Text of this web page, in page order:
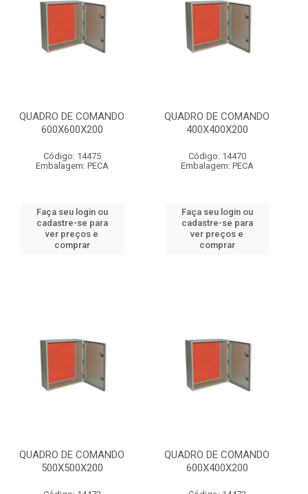
QUADRO DE COMANDO
600X600X200
Código: 14475
Embalagem: PECA
Faça seu login ou
cadastre-se para
ver preços e
comprar
QUADRO DE COMANDO
400X400X200
Código: 14470
Embalagem: PECA
Faça seu login ou
cadastre-se para
ver preços e
comprar
QUADRO DE COMANDO
500X500X200
QUADRO DE COMANDO
600X400X200